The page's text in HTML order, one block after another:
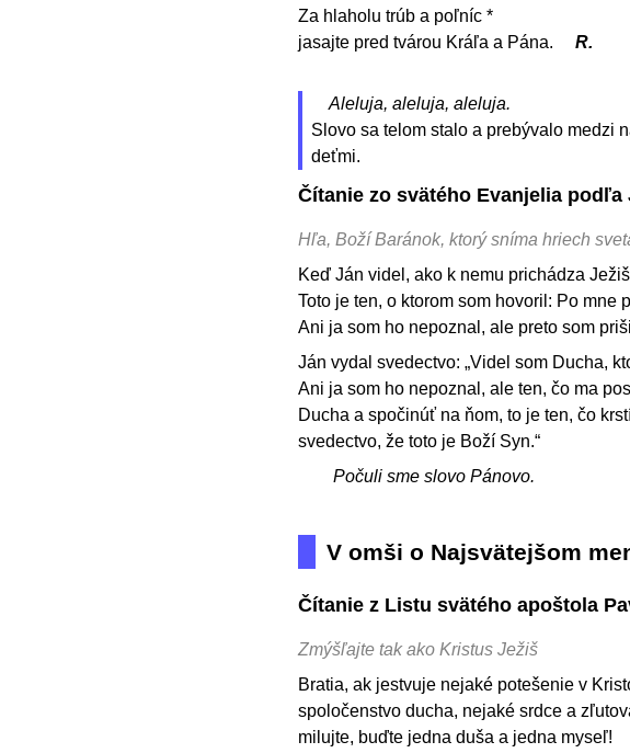
Za hlaholu trúb a poľníc *
jasajte pred tvárou Kráľa a Pána.
R.
Aleluja, aleluja, aleluja.
Slovo sa telom stalo a prebývalo medzi
deťmi.
Čítanie zo svätého Evanjelia podľa
Hľa, Boží Baránok, ktorý sníma hriech
Keď Ján videl, ako k nemu prichádza
Toto je ten, o ktorom som hovoril: Po mne
Ani ja som ho nepoznal, ale preto som
Ján vydal svedectvo: „Videl som Ducha,
Ani ja som ho nepoznal, ale ten, čo ma
Ducha a spočinúť na ňom, to je ten, čo
svedectvo, že toto je Boží Syn.“
Počuli sme slovo Pánovo.
V omši o Najsvätejšom
Čítanie z Listu svätého apoštola
Zmýšľajte tak ako Kristus Ježiš
Bratia, ak jestvuje nejaké potešenie v
spoločenstvo ducha, nejaké srdce a
milujte, buďte jedna duša a jedna myseľ!